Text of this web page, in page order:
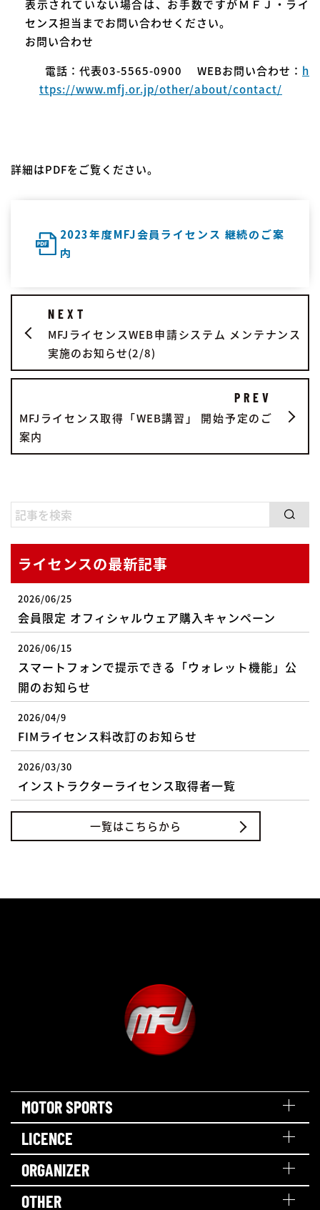
表示されていない場合は、お手数ですがＭＦＪ・ライ
センス担当までお問い合わせください。
お問い合わせ
電話：代表03-5565-0900 WEBお問い合わせ： h
ttps://www.mfj.or.jp/other/about/contact/
詳細はPDFをご覧ください。
2023年度MFJ会員ライセンス 継続のご案
内
NEXT
MFJライセンスWEB申請システム メンテナンス
実施のお知らせ(2/8)
PREV
MFJライセンス取得「WEB講習」 開始予定のご
案内
ライセンスの最新記事
2026/06/25
会員限定 オフィシャルウェア購入キャンペーン
2026/06/15
スマートフォンで提示できる「ウォレット機能」公
開のお知らせ
2026/04/9
FIMライセンス料改訂のお知らせ
2026/03/30
インストラクターライセンス取得者一覧
一覧はこちらから
MOTOR SPORTS
LICENCE
ORGANIZER
OTHER